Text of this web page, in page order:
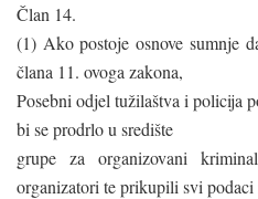
Član 14.
(1) Ako postoje osnove sumnje
člana 11. ovoga zakona,
Posebni odjel tužilaštva i policija
bi se prodrlo u središte
grupe za organizovani
organizatori te prikupili svi podaci